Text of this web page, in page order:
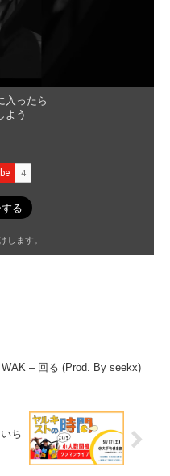
入ったら
よう
します。
WAK – 回る (Prod. By seekx)
ち